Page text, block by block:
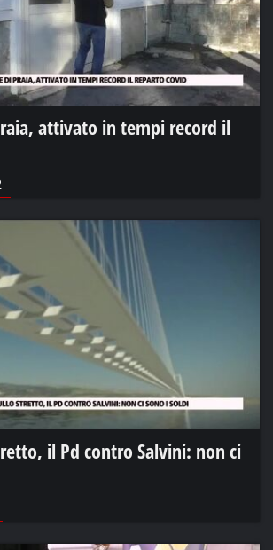
attivato in tempi record il
il Pd contro Salvini: non ci